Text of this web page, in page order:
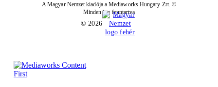
A Magyar Nemzet kiadója a Mediaworks Hungary Zrt. ©
Minden jog fenntartva
© 2026